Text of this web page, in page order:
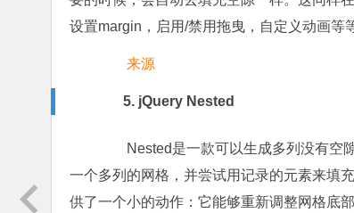
设置margin，启用/禁用拖曳，自定义动画等
来源
5. jQuery Nested
Nested是一款可以生成多列没有空隙
一个多列的网格，并尝试用记录的元素来填
供了一个小的动作：它能够重新调整网格底